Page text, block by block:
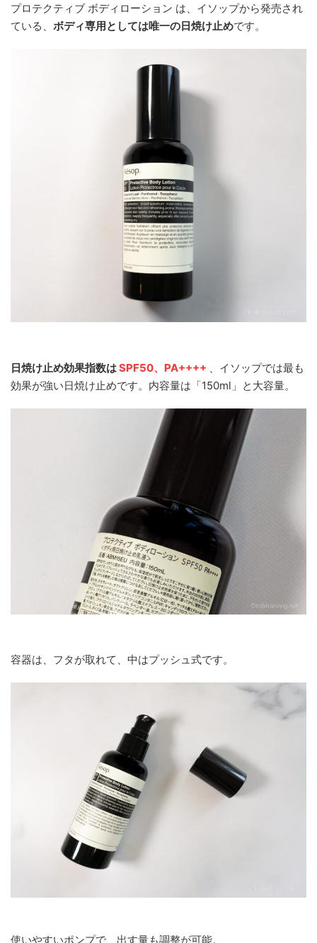
プロテクティブ ボディローション は、イソップから発売され
ている、 ボディ専用としては唯一の日焼け止めです。
日焼け止め効果指数はSPF50、PA++++
、イソップでは最も
効果が強い日焼け止めです。内容量は「150ml」と大容量。
容器は、フタが取れて、中はプッシュ式です。
使いやすいポンプで、出す量も調整が可能。